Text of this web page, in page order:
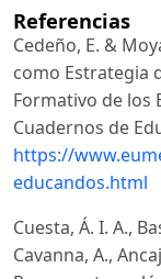
Referencias
Cedeño, E. &
como Estrategia
Formativo de los
Cuadernos de
https://
educandos.html
Cuesta, Á. I. A.,
Cavanna, A.,